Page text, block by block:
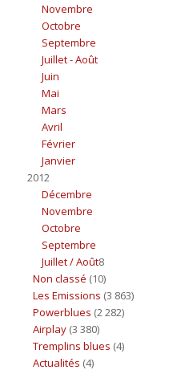
Novembre
Octobre
Septembre
Juillet - Août
Juin
Mai
Mars
Avril
Février
Janvier
2012
Décembre
Novembre
Octobre
Septembre
Juillet / Août8
Non classé (10)
Les Emissions (3 863)
Powerblues (2 282)
Airplay(3 380)
Tremplins blues (4)
Actualités (4)